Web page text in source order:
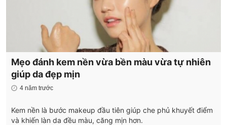
Mẹo đánh kem nền vừa bền màu vừa tự nhiên
giúp da đẹp mịn
4 năm trước
Kem nền là bước makeup đầu tiên giúp che phủ khuyết điểm
và khiến làn da đều màu, căng mịn hơn.